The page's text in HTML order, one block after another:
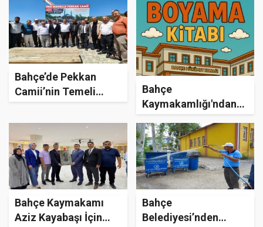
incelemeler yapıldı
Bahçe’de Pekkan
Camii’nin Temeli
Bahçe
Kaymakamlığı'ndan
Boyama Kitabı
Bahçe Kaymakamı
Aziz Kayabaşı İçin
Bahçe
Belediyesi’nden